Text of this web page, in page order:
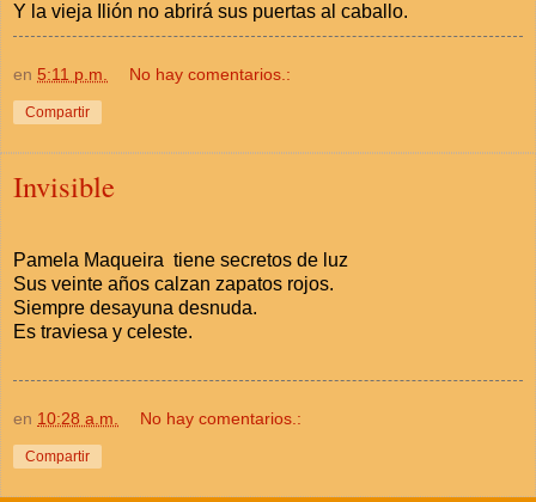
Y la vieja Ilión no abrirá sus puertas al caballo.
en 5:11 p.m. No hay comentarios.:
Compartir
Invisible
Pamela Maqueira tiene secretos de luz
Sus veinte años calzan zapatos rojos.
Siempre desayuna desnuda.
Es traviesa y celeste.
en 10:28 a.m. No hay comentarios.:
Compartir